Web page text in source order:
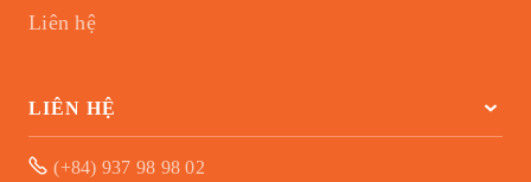
Liên hệ
LIÊN HỆ
(+84) 937 98 98 02